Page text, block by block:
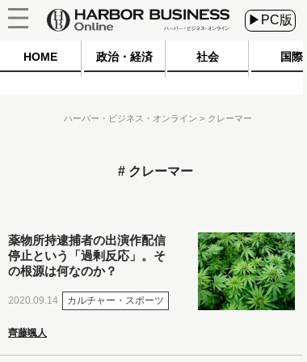
▶PC版
HOME 政治・経済 社会 国際
ハーバー・ビジネス・オンライン クレーマー
クレーマー
薬物所持逮捕者の出演作配信
停止という「過剰反応」。そ
の根源は何なのか？
2020.09.14 カルチャー・スポーツ
齊藤颯人